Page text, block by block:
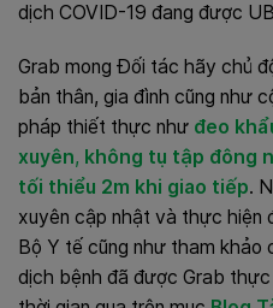
dịch COVID-19 đang được
Grab mong Đối tác hãy chủ
bản thân, gia đình cũng như
pháp thiết thực như đeo
xuyên, không tụ tập đông
tối thiểu 2m khi giao tiếp.
xuyên cập nhật và thực hiện
Bộ Y tế cũng như tham khảo
dịch bệnh đã được Grab